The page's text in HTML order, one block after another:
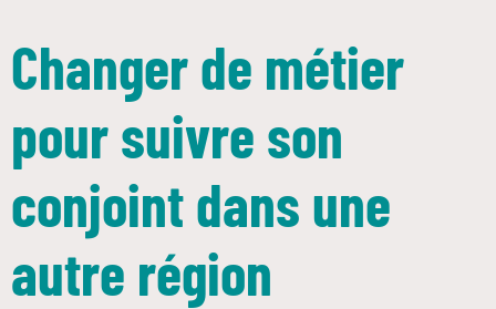
Changer de métier
pour suivre son
conjoint dans une
autre région